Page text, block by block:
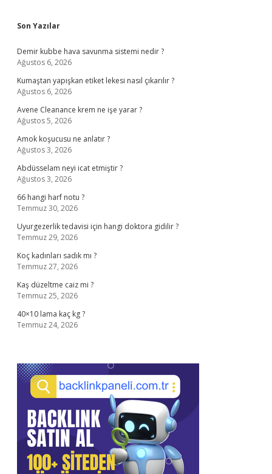
Sidebar
Son Yazılar
Demir kubbe hava savunma sistemi nedir ?
Ağustos 6, 2026
Kumaştan yapışkan etiket lekesi nasıl çıkarılır ?
Ağustos 6, 2026
Avene Cleanance krem ne işe yarar ?
Ağustos 5, 2026
Amok koşucusu ne anlatır ?
Ağustos 3, 2026
Abdüsselam neyi icat etmiştir ?
Ağustos 3, 2026
66 hangi harf notu ?
Temmuz 30, 2026
Uyurgezerlik tedavisi için hangi doktora gidilir ?
Temmuz 29, 2026
Koç kadınları sadık mı ?
Temmuz 27, 2026
Kaş düzeltme caiz mi ?
Temmuz 25, 2026
40×10 lama kaç kg ?
Temmuz 24, 2026